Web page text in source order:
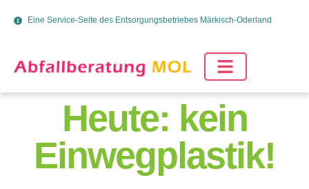
Eine Service-Seite des Entsorgungsbetriebes Märkisch-Oderland
Heute: kein
Einwegplastik!